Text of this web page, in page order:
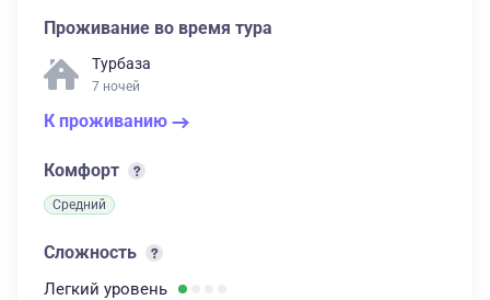
Проживание во время тура
Турбаза
7 ночей
К проживанию
Комфорт
Средний
Сложность
Легкий уровень